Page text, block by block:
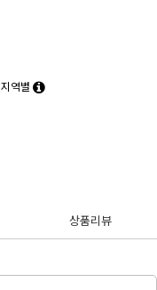
지역별
상품리뷰